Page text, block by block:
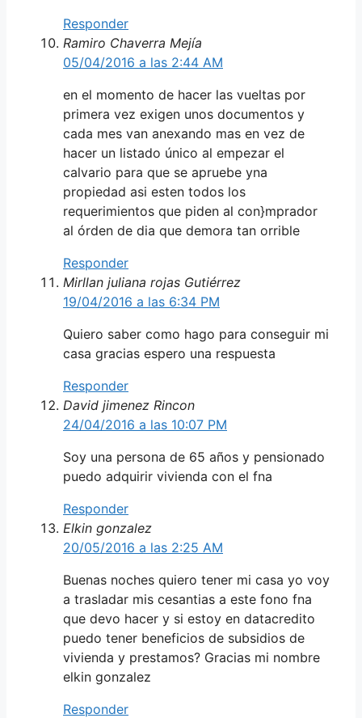
Responder
Ramiro Chaverra Mejía
05/04/2016 a las 2:44 AM
en el momento de hacer las vueltas por
primera vez exigen unos documentos y
cada mes van anexando mas en vez de
hacer un listado único al empezar el
calvario para que se apruebe yna
propiedad asi esten todos los
requerimientos que piden al con}mprador
al órden de dia que demora tan orrible
Responder
Mirllan juliana rojas Gutiérrez
19/04/2016 a las 6:34 PM
Quiero saber como hago para conseguir mi
casa gracias espero una respuesta
Responder
David jimenez Rincon
24/04/2016 a las 10:07 PM
Soy una persona de 65 años y pensionado
puedo adquirir vivienda con el fna
Responder
Elkin gonzalez
20/05/2016 a las 2:25 AM
Buenas noches quiero tener mi casa yo voy
a trasladar mis cesantias a este fono fna
que devo hacer y si estoy en datacredito
puedo tener beneficios de subsidios de
vivienda y prestamos? Gracias mi nombre
elkin gonzalez
Responder